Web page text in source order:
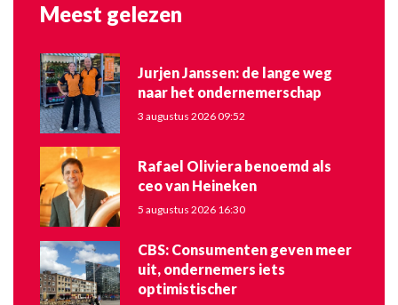
Meest gelezen
Jurjen Janssen: de lange weg
naar het ondernemerschap
3 augustus 2026 09:52
Rafael Oliviera benoemd als
ceo van Heineken
5 augustus 2026 16:30
CBS: Consumenten geven meer
uit, ondernemers iets
optimistischer